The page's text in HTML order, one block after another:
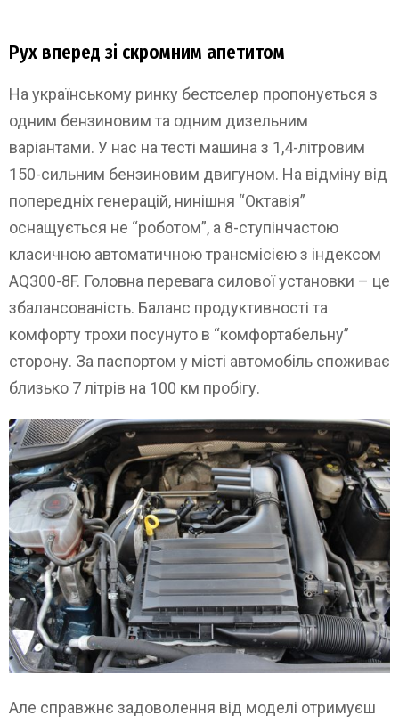
Рух вперед зі скромним апетитом
На українському ринку бестселер пропонується з
одним бензиновим та одним дизельним
варіантами. У нас на тесті машина з 1,4-літровим
150-сильним бензиновим двигуном. На відміну від
попередніх генерацій, нинішня “Октавія”
оснащується не “роботом”, а 8-ступінчастою
класичною автоматичною трансмісією з індексом
AQ300-8F. Головна перевага силової установки – це
збалансованість. Баланс продуктивності та
комфорту трохи посунуто в “комфортабельну”
сторону. За паспортом у місті автомобіль споживає
близько 7 літрів на 100 км пробігу.
Але справжнє задоволення від моделі отримуєш